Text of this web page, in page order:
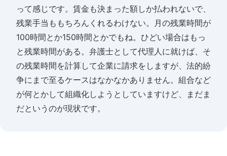
って感じです。賃金も決まった額しか払われないで、
残業手当ももちろんくれるわけない。月の残業時間が
100時間とか150時間とかでもね。ひどい場合はもっ
と残業時間がある。弁護士として代理人に就けば、そ
の残業時間を計算して企業に請求をしますが、法的紛
争にまで至るケースはなかなかありません。組合など
が何とかして組織化しようとしていますけど、まだま
だというのが現状です。